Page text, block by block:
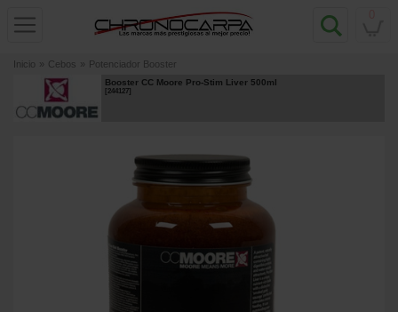
Inicio » Cebos » Potenciador Booster
Booster CC Moore Pro-Stim Liver 500ml
[244127]